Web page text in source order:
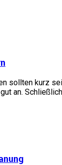
sollten kurz
an.